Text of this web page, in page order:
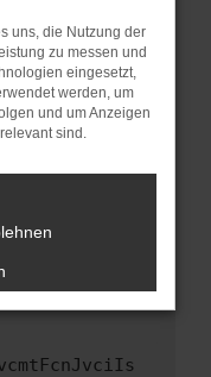
Stand
nur ein
auch dazu
nicht mehr
versucht
werden
bei der
uns, die Nutzung der
zu messen und
eingesetzt,
werden, um
und um Anzeigen
sind.